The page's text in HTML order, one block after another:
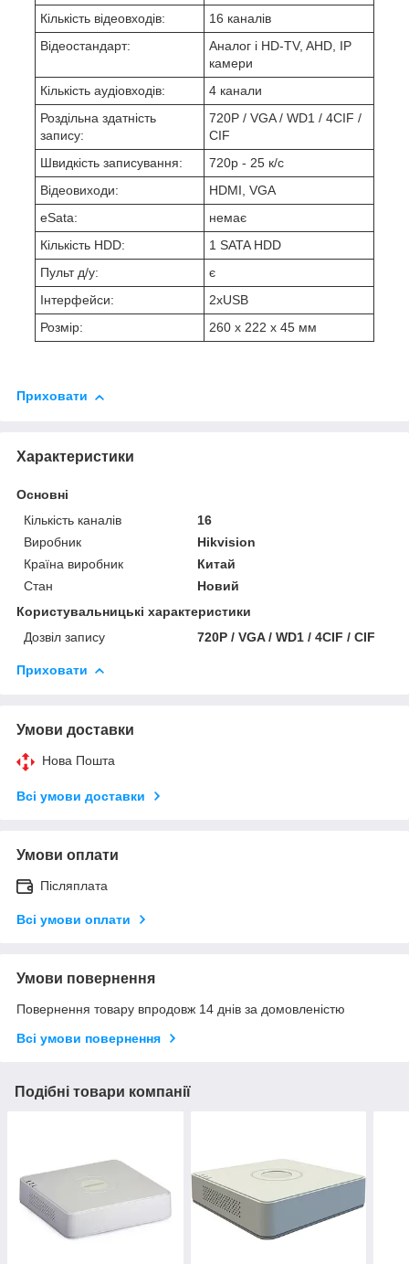
Кількість відеовходів:
16 каналів
Відеостандарт:
Аналог і HD-TV, AHD, IP
камери
Кількість аудіовходів:
4 канали
Роздільна здатність
запису:
720P / VGA / WD1 / 4CIF /
CIF
Швидкість записування:
720р - 25 к/с
Відеовиходи:
HDMI, VGA
eSata:
немає
Кількість HDD:
1 SATA HDD
Пульт д/у:
є
Інтерфейси:
2хUSB
Розмір:
260 x 222 x 45 мм
Приховати
Характеристики
Основні
Кількість каналів
16
Виробник
Hikvision
Країна виробник
Китай
Стан
Новий
Користувальницькі характеристики
Дозвіл запису
720P / VGA / WD1 / 4CIF / CIF
Приховати
Умови доставки
Нова Пошта
Всі умови доставки
Умови оплати
Післяплата
Всі умови оплати
Умови повернення
Повернення товару впродовж 14 днів за домовленістю
Всі умови повернення
Подібні товари компанії